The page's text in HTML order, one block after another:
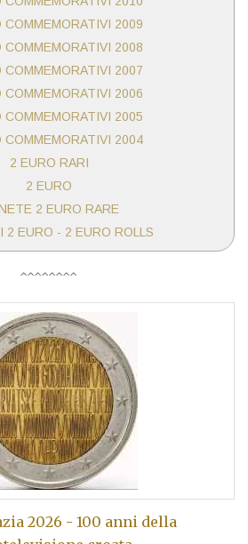
COMMEMORATIVI 2009
COMMEMORATIVI 2008
COMMEMORATIVI 2007
COMMEMORATIVI 2006
COMMEMORATIVI 2005
COMMEMORATIVI 2004
2 EURO RARI
2 EURO
2 EURO RARE
2 EURO - 2 EURO ROLLS
2026 - 100 anni della